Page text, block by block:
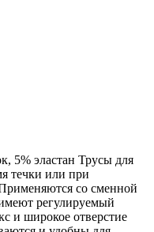
5% эластан Трусы для
течки или при
со сменной
регулируемый
и широкое отверстие